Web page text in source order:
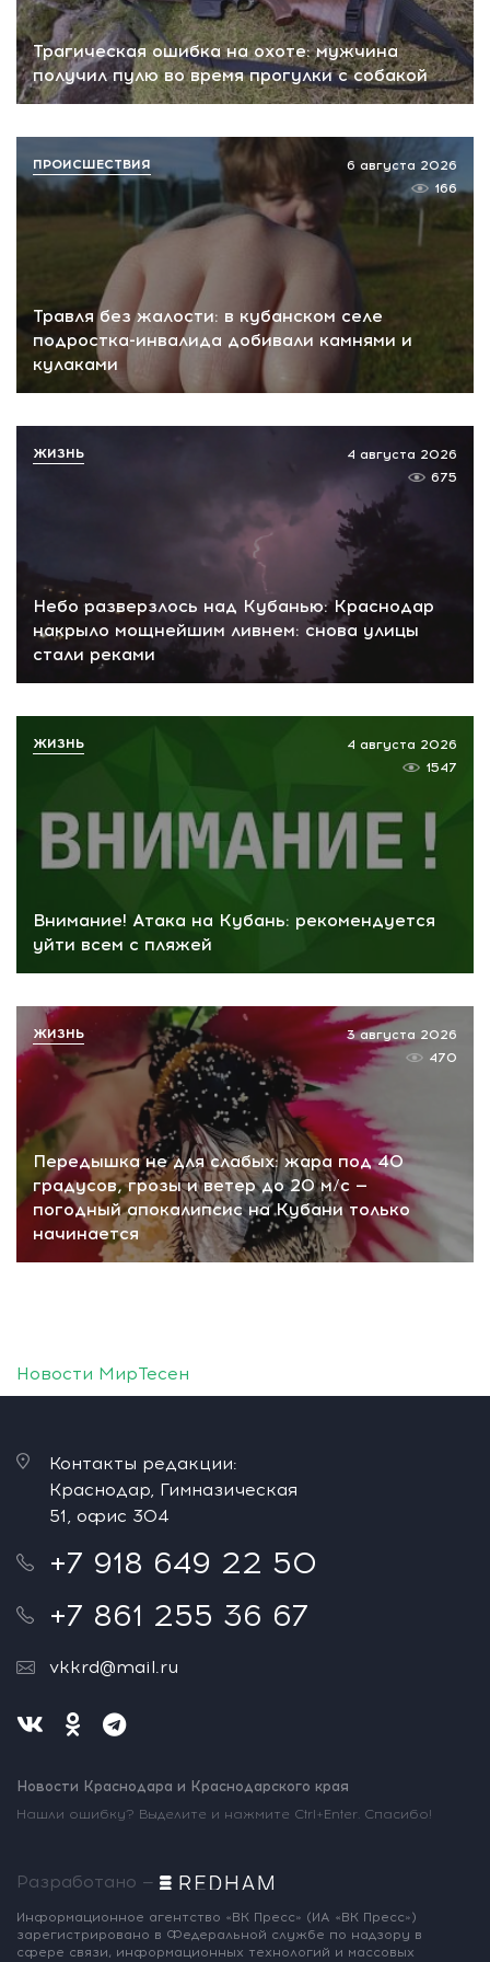
Трагическая ошибка на охоте: мужчина
получил пулю во время прогулки с собакой
Травля без жалости: в кубанском селе
подростка-инвалида добивали камнями и
кулаками
6 августа 2026
166
ПРОИСШЕСТВИЯ
Небо разверзлось над Кубанью: Краснодар
накрыло мощнейшим ливнем: снова улицы
стали реками
4 августа 2026
675
ЖИЗНЬ
Внимание! Атака на Кубань: рекомендуется
уйти всем с пляжей
4 августа 2026
1547
ЖИЗНЬ
Передышка не для слабых: жара под 40
градусов, грозы и ветер до 20 м/с —
погодный апокалипсис на Кубани только
начинается
3 августа 2026
470
ЖИЗНЬ
Новости МирТесен
Контакты редакции:
Краснодар, Гимназическая
51, офис 304
+7 918 649 22 50
+7 861 255 36 67
vkkrd@mail.ru
Новости Краснодара и Краснодарского края
Нашли ошибку? Выделите и нажмите Ctrl+Enter. Спасибо!
Разработано —
Информационное агентство «ВК Пресс» (ИА «ВК Пресс»)
зарегистрировано в Федеральной службе по надзору в
сфере связи, информационных технологий и массовых